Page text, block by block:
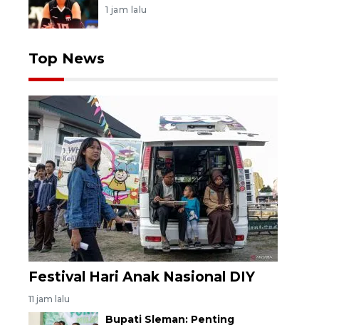
1 jam lalu
Top News
Festival Hari Anak Nasional DIY
11 jam lalu
Bupati Sleman: Penting